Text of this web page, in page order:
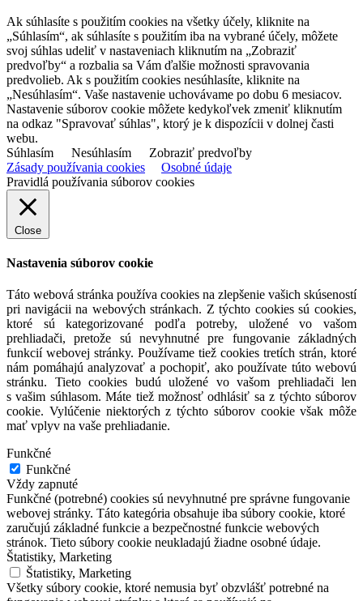
Ak súhlasíte s použitím cookies na všetky účely, kliknite na
„Súhlasím“, ak súhlasíte s použitím iba na vybrané účely, môžete
svoj súhlas udeliť v nastaveniach kliknutím na „Zobraziť
predvoľby“ a rozbalia sa Vám ďalšie možnosti spravovania
predvolieb. Ak s použitím cookies nesúhlasíte, kliknite na
„Nesúhlasím“. Vaše nastavenie uchovávame po dobu 6 mesiacov.
Nastavenie súborov cookie môžete kedykoľvek zmeniť kliknutím
na odkaz "Spravovať súhlas", ktorý je k dispozícii v dolnej časti
webu.
Súhlasím
Nesúhlasím
Zobraziť predvoľby
Zásady používania cookies
Osobné údaje
Pravidlá používania súborov cookies
Close
Nastavenia súborov cookie
Táto webová stránka používa cookies na zlepšenie vašich skúseností
pri navigácii na webových stránkach. Z týchto cookies sú cookies,
ktoré sú kategorizované podľa potreby, uložené vo vašom
prehliadači, pretože sú nevyhnutné pre fungovanie základných
funkcií webovej stránky. Používame tiež cookies tretích strán, ktoré
nám pomáhajú analyzovať a pochopiť, ako používate túto webovú
stránku. Tieto cookies budú uložené vo vašom prehliadači len
s vašim súhlasom. Máte tiež možnosť odhlásiť sa z týchto súborov
cookie. Vylúčenie niektorých z týchto súborov cookie však môže
mať vplyv na vaše prehliadanie.
Funkčné
Funkčné
Vždy zapnuté
Funkčné (potrebné) cookies sú nevyhnutné pre správne fungovanie
webovej stránky. Táto kategória obsahuje iba súbory cookie, ktoré
zaručujú základné funkcie a bezpečnostné funkcie webových
stránok. Tieto súbory cookie neukladajú žiadne osobné údaje.
Štatistiky, Marketing
Štatistiky, Marketing
Všetky súbory cookie, ktoré nemusia byť obzvlášť potrebné na